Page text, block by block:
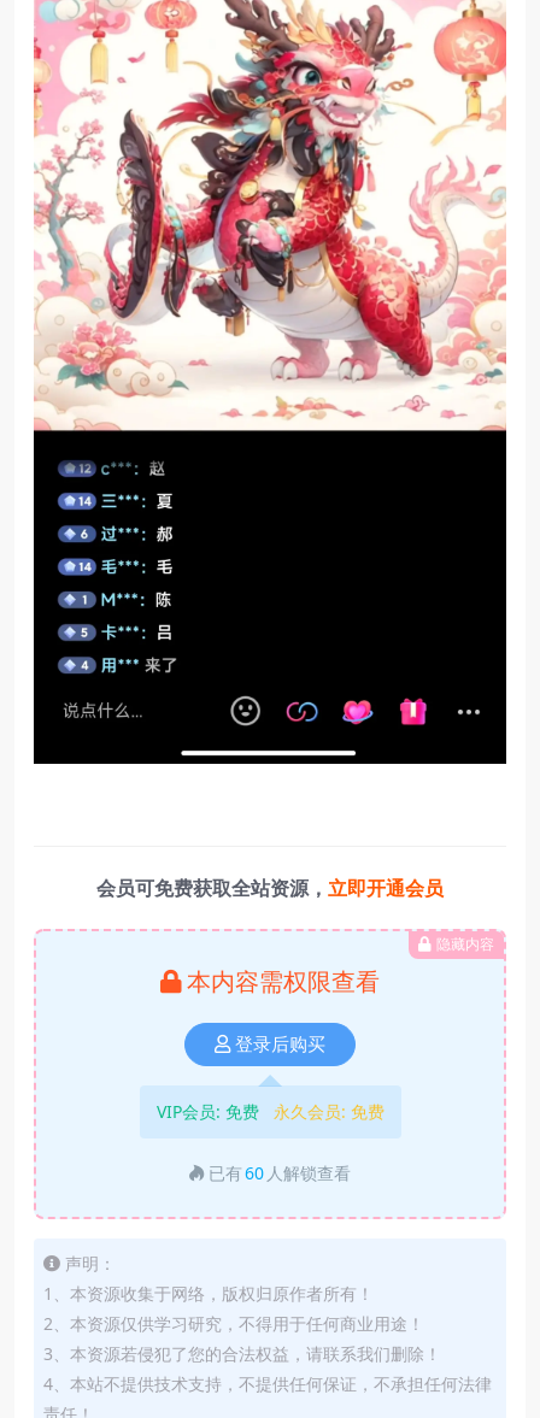
会员可免费获取全站资源， 立即开通会员
隐藏内容
本内容需权限查看
登录后购买
VIP会员: 免费 永久会员: 免费
已有60 人解锁查看
声明：
1、本资源收集于网络，版权归原作者所有！
2、本资源仅供学习研究，不得用于任何商业用途！
3、本资源若侵犯了您的合法权益，请联系我们删除！
4、本站不提供技术支持，不提供任何保证，不承担任何法律
责任！